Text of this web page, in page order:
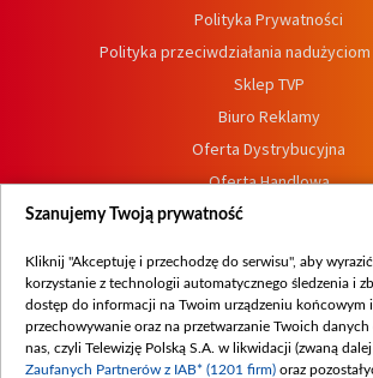
Polityka Prywatności
Polityka przeciwdziałania
Sklep TVP
Biuro Reklamy
Oferta Dystrybucyjna
Oferta Handlowa
Dostępność
Procedura zgłoszeń
Szanujemy Twoją prywatność
Kliknij "Akceptuję i przechodzę do serwisu", aby
korzystanie z technologii automatycznego śledzenia i
dostęp do informacji na Twoim urządzeniu końcowym
przechowywanie oraz na przetwarzanie Twoich
nas, czyli Telewizję Polską S.A. w likwidacji (zwaną dalej
Zaufanych Partnerów z IAB* (1201 firm) oraz